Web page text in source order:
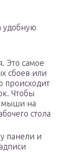
удобную
Это самое
сбоев или
происходит
Чтобы
мыши на
стола
панели и